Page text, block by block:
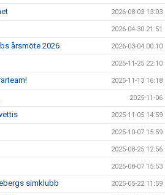
2026-08-03 13:03
2026-04-30 21:51
årsmöte 2026 2026-03-04 00:10
2025-11-25 22:10
2025-11-13 16:18
2025-11-06
2025-11-05 14:59
2025-10-07 15:59
2025-08-25 12:56
2025-08-07 15:53
simklubb 2025-05-22 11:59